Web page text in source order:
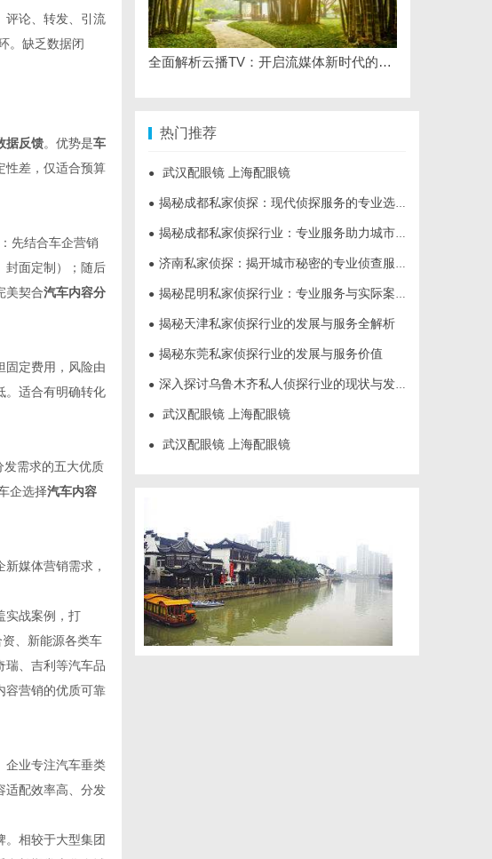
评论、转发、引流
。缺乏数据闭
据反馈。优势是车
性差，仅适合预算
先结合车企营销
封面定制）；随后
美契合汽车内容分
固定费用，风险由
。适合有明确转化
需求的五大优质
企选择汽车内容
媒体营销需求，
实战案例，打
、新能源各类车
瑞、吉利等汽车品
容营销的优质可靠
企业专注汽车垂类
适配效率高、分发
。相较于大型集团
全面解析云播TV：开启流媒体新时代的领先平台
热门推荐
● 武汉配眼镜 上海配眼镜
● 揭秘成都私家侦探：现代侦探服务的专业选择与行业前景
● 揭秘成都私家侦探行业：专业服务助力城市安宁
● 济南私家侦探：揭开城市秘密的专业侦查服务
● 揭秘昆明私家侦探行业：专业服务与实际案例分析
● 揭秘天津私家侦探行业的发展与服务全解析
● 揭秘东莞私家侦探行业的发展与服务价值
● 深入探讨乌鲁木齐私人侦探行业的现状与发展趋势
● 武汉配眼镜 上海配眼镜
● 武汉配眼镜 上海配眼镜